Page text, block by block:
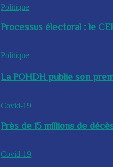
Politique
Processus électoral : le
Politique
La POHDH publie son
Covid-19
Près de 15 millions de
Covid-19